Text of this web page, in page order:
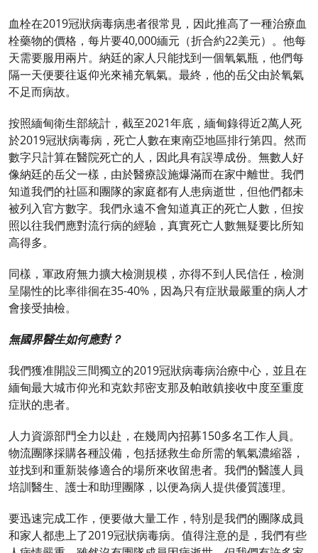
血栓在2019冠狀病毒病患者很常見，因此推高了一種治療血
栓藥物的價格，每片要40,000緬元（折合約22美元）。他每
天需要服用兩片。納廷的家人只能找到一個氧氣瓶，他們每
隔一天便要往返仰光來補充氧氣。最終，他的岳父由於氧氣
不足而病故。
按照緬甸衛生部統計，截至2021年底，緬甸錄得近2萬人死
於2019冠狀病毒病，死亡人數在東南亞地區排行第四。然而
數字只計算在醫院死亡的人，因此具有誤導成份。無數人好
像納廷的岳父一樣，由於醫療設施爆滿而在家中離世。我們
知道我們的社區和團隊的家庭都有人患病逝世，但他們都未
被列入官方數字。我們永遠不會知道真正的死亡人數，但按
照以往我們應對流行病的經驗，真實死亡人數無疑要比所知
高得多。
同樣，軍政府無力擴大檢測規模，亦得不到人民信任，檢測
呈陽性的比率徘徊在35-40%，因為只有症狀最嚴重的病人才
會接受抽檢。
無國界醫生如何應對？
我們獲准開設三間獨立的2019冠狀病毒病治療中心，並且在
緬甸最大城市仰光和克欽邦密支那及帕敢鎮接收中度至重度
症狀的患者。
人力資源部門全力以赴，在幾周內招募150多名工作人員。
物流團隊採購各種設備，包括拯救生命所需的氧氣濃縮器，
並找到和重新裝修適合的場所來收留患者。我們的醫護人員
培訓醫生、護士和助理團隊，以便為病人提供優質護理。
要迅速完成工作，便要做大量工作，特別是我們的團隊成員
和家人都患上了2019冠狀病毒病。值得注意的是，我們有些